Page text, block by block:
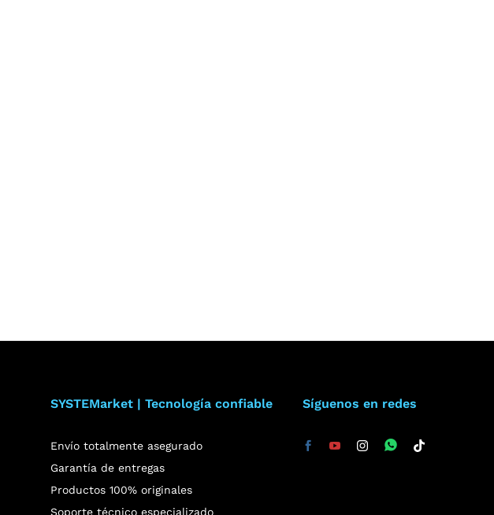
SYSTEMarket | Tecnología confiable
Envío totalmente asegurado
Garantía de entregas
Productos 100% originales
Soporte técnico especializado
Síguenos en redes